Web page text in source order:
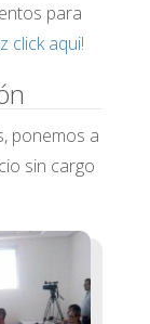
para
click aqui!
ponemos a
sin cargo